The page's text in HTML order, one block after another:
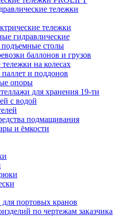
тележки
тележки
гидравлические
подъемные столы
баллонов и грузов
на колесах
и поддонов
опоры
для хранения 19-ти
с водой
подмащивания
и ёмкости
портовых кранов
по чертежам заказчика